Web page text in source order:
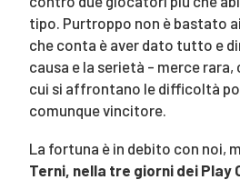
tipo. Purtroppo non è bastato
che conta è aver dato tutto e
causa e la serietà - merce
cui si affrontano le difficoltà
comunque vincitore.
La fortuna è in debito con noi,
Terni, nella tre giorni dei Play